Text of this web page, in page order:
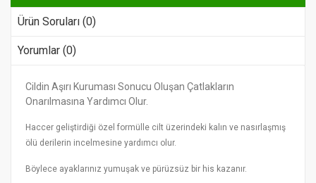
Ürün Soruları (0)
Yorumlar (0)
Cildin Aşırı Kuruması Sonucu Oluşan Çatlakların
Onarılmasına Yardımcı Olur.
Haccer geliştirdiği özel formülle cilt üzerindeki kalın ve nasırlaşmış
ölü derilerin incelmesine yardımcı olur.
Böylece ayaklarınız yumuşak ve pürüzsüz bir his kazanır.